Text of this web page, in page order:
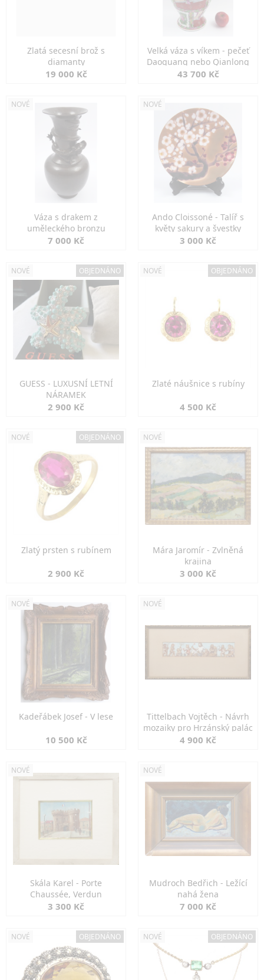
Zlatá secesní brož s
diamanty
19 000 Kč
Velká váza s víkem - pečeť
Daoguang nebo Qianlong
43 700 Kč
NOVÉ
Váza s drakem z
uměleckého bronzu
7 000 Kč
NOVÉ
Ando Cloissoné - Talíř s
květy sakury a švestky
3 000 Kč
NOVÉ OBJEDNÁNO
GUESS - LUXUSNÍ LETNÍ
NÁRAMEK
2 900 Kč
NOVÉ OBJEDNÁNO
Zlaté náušnice s rubíny
4 500 Kč
NOVÉ OBJEDNÁNO
Zlatý prsten s rubínem
2 900 Kč
NOVÉ
Mára Jaromír - Zvlněná
krajina
3 000 Kč
NOVÉ
Kadeřábek Josef - V lese
10 500 Kč
NOVÉ
Tittelbach Vojtěch - Návrh
mozaiky pro Hrzánský palác
4 900 Kč
NOVÉ
Skála Karel - Porte
Chaussée, Verdun
3 300 Kč
NOVÉ
Mudroch Bedřich - Ležící
nahá žena
7 000 Kč
NOVÉ OBJEDNÁNO NOVÉ OBJEDNÁNO